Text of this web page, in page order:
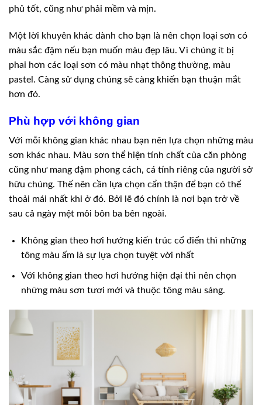
phủ tốt, cũng như phải mềm và mịn.
Một lời khuyên khác dành cho bạn là nên chọn loại sơn có
màu sắc đậm nếu bạn muốn màu đẹp lâu. Vì chúng ít bị
phai hơn các loại sơn có màu nhạt thông thường, màu
pastel. Càng sử dụng chúng sẽ càng khiến bạn thuận mắt
hơn đó.
Phù hợp với không gian
Với mỗi không gian khác nhau bạn nên lựa chọn những màu
sơn khác nhau. Màu sơn thể hiện tính chất của căn phòng
cũng như mang đậm phong cách, cá tính riêng của người sở
hữu chúng. Thế nên cần lựa chọn cẩn thận để bạn có thể
thoải mái nhất khi ở đó. Bởi lẽ đó chính là nơi bạn trở về
sau cả ngày mệt mỏi bôn ba bên ngoài.
Không gian theo hơi hướng kiến trúc cổ điển thì những
tông màu ấm là sự lựa chọn tuyệt vời nhất
Với không gian theo hơi hướng hiện đại thì nên chọn
những màu sơn tươi mới và thuộc tông màu sáng.